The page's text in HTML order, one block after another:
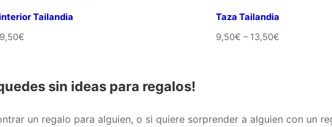
Tailandia
9,50€
Taza Tailandia
9,50€ – 13,50€Rango
sin ideas para regalos!
un regalo para alguien, o si quiere sorprender a alguien con un